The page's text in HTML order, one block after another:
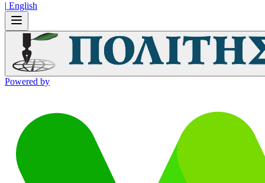
| Εnglish
Powered by